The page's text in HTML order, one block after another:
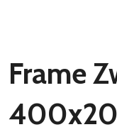
Frame